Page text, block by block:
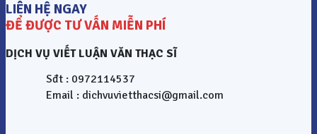
LIÊN HỆ NGAY
ĐỂ ĐƯỢC TƯ VẤN MIỄN PHÍ
DỊCH VỤ VIẾT LUẬN VĂN THẠC SĨ
Sđt : 0972114537
Email : dichvuvietthacsi@gmail.com